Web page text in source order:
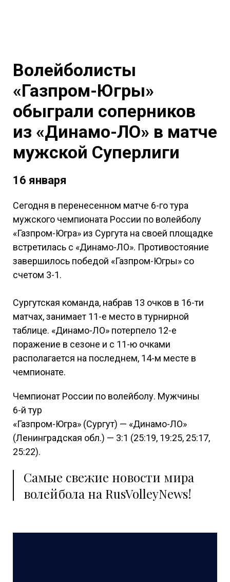
Волейболисты
«Газпром-Югры»
обыграли соперников
из «Динамо-ЛО» в матче
мужской Суперлиги
16 января
Сегодня в перенесенном матче 6-го тура
мужского чемпионата России по волейболу
«Газпром-Югра» из Сургута на своей площадке
встретилась с «Динамо-ЛО». Противостояние
завершилось победой «Газпром-Югры» со
счетом 3-1.
Сургутская команда, набрав 13 очков в 16-ти
матчах, занимает 11-е место в турнирной
таблице. «Динамо-ЛО» потерпело 12-е
поражение в сезоне и с 11-ю очками
располагается на последнем, 14-м месте в
чемпионате.
Чемпионат России по волейболу. Мужчины
6-й тур
«Газпром-Югра» (Сургут) — «Динамо-ЛО»
(Ленинградская обл.) — 3:1 (25:19, 19:25, 25:17,
25:22).
Самые свежие новости мира
волейбола на RusVolleyNews!